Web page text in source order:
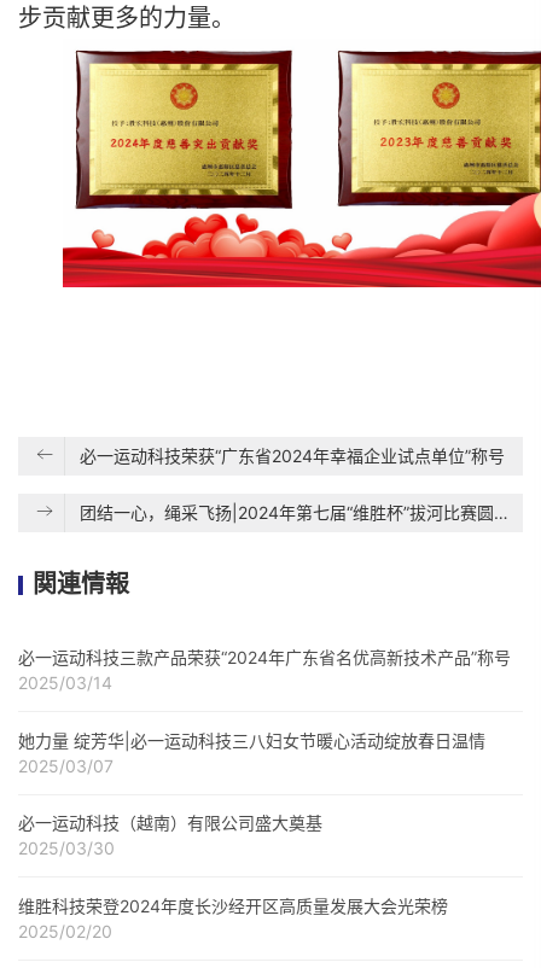
步贡献更多的力量。
必一运动科技荣获“广东省2024年幸福企业试点单位”称号
团结一心，绳采飞扬|2024年第七届“维胜杯”拔河比赛圆满结束
関連情報
必一运动科技三款产品荣获“2024年广东省名优高新技术产品”称号
2025/03/14
她力量 绽芳华|必一运动科技三八妇女节暖心活动绽放春日温情
2025/03/07
必一运动科技（越南）有限公司盛大奠基
2025/03/30
维胜科技荣登2024年度长沙经开区高质量发展大会光荣榜
2025/02/20